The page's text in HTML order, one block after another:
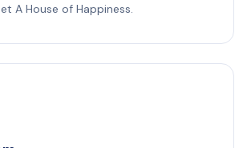
A House of Happiness.